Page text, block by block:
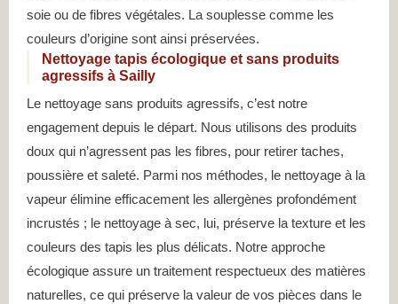
soie ou de fibres végétales. La souplesse comme les
couleurs d’origine sont ainsi préservées.
Nettoyage tapis écologique et sans produits
agressifs à Sailly
Le nettoyage sans produits agressifs, c’est notre
engagement depuis le départ. Nous utilisons des produits
doux qui n’agressent pas les fibres, pour retirer taches,
poussière et saleté. Parmi nos méthodes, le nettoyage à la
vapeur élimine efficacement les allergènes profondément
incrustés ; le nettoyage à sec, lui, préserve la texture et les
couleurs des tapis les plus délicats. Notre approche
écologique assure un traitement respectueux des matières
naturelles, ce qui préserve la valeur de vos pièces dans le